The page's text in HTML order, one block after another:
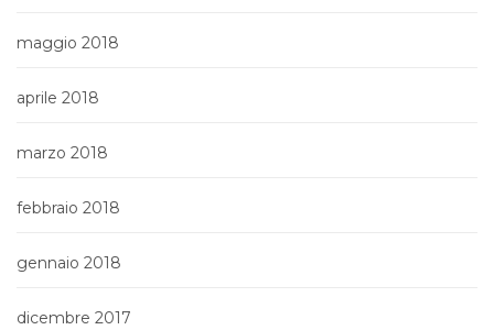
maggio 2018
aprile 2018
marzo 2018
febbraio 2018
gennaio 2018
dicembre 2017